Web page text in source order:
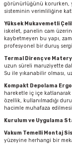
görünürlüğünü korurken,
sisteminin verimliliğine
Yüksek Mukavemetli
iskelet, panelin cam
kaybetmeyen bu yapı,
profesyonel bir duruş
Termal Direnç ve
uzun süreli maruziyette
Su ile yıkanabilir olması,
Kompakt Depolama
hareketle iç içe
özellik, kullanılmadığı
hacimle muhafaza
Kurulum ve Uygulama
Vakum Temelli Montaj
yüzeyine herhangi bir